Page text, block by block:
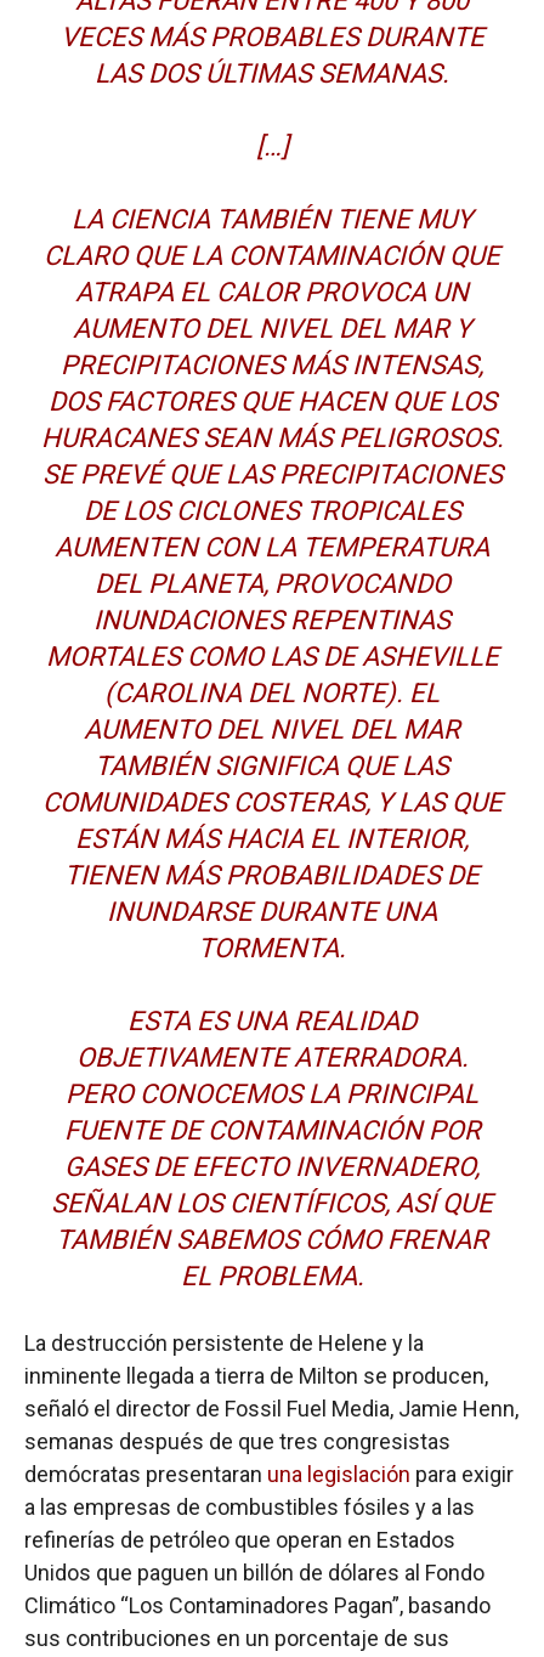
VECES MÁS PROBABLES DURANTE
LAS DOS ÚLTIMAS SEMANAS.
[…]
LA CIENCIA TAMBIÉN TIENE MUY
CLARO QUE LA CONTAMINACIÓN QUE
ATRAPA EL CALOR PROVOCA UN
AUMENTO DEL NIVEL DEL MAR Y
PRECIPITACIONES MÁS INTENSAS,
DOS FACTORES QUE HACEN QUE LOS
HURACANES SEAN MÁS PELIGROSOS.
SE PREVÉ QUE LAS PRECIPITACIONES
DE LOS CICLONES TROPICALES
AUMENTEN CON LA TEMPERATURA
DEL PLANETA, PROVOCANDO
INUNDACIONES REPENTINAS
MORTALES COMO LAS DE ASHEVILLE
(CAROLINA DEL NORTE). EL
AUMENTO DEL NIVEL DEL MAR
TAMBIÉN SIGNIFICA QUE LAS
COMUNIDADES COSTERAS, Y LAS QUE
ESTÁN MÁS HACIA EL INTERIOR,
TIENEN MÁS PROBABILIDADES DE
INUNDARSE DURANTE UNA
TORMENTA.
ESTA ES UNA REALIDAD
OBJETIVAMENTE ATERRADORA.
PERO CONOCEMOS LA PRINCIPAL
FUENTE DE CONTAMINACIÓN POR
GASES DE EFECTO INVERNADERO,
SEÑALAN LOS CIENTÍFICOS, ASÍ QUE
TAMBIÉN SABEMOS CÓMO FRENAR
EL PROBLEMA.
La destrucción persistente de Helene y la
inminente llegada a tierra de Milton se producen,
señaló el director de Fossil Fuel Media, Jamie Henn,
semanas después de que tres congresistas
demócratas presentaran una legislación para exigir
a las empresas de combustibles fósiles y a las
refinerías de petróleo que operan en Estados
Unidos que paguen un billón de dólares al Fondo
Climático “Los Contaminadores Pagan”, basando
sus contribuciones en un porcentaje de sus